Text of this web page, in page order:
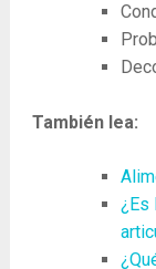
También lea:
¿Es